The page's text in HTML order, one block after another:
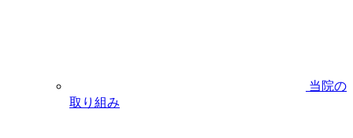
当院の
取り組み